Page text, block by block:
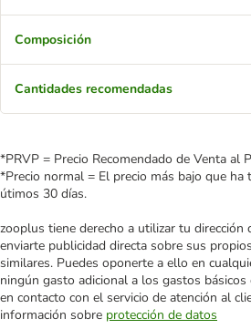
Composición
Cantidades recomendadas
*PRVP = Precio Recomendado de Venta al
*Precio normal = El precio más bajo que
útimos 30 días.
zooplus tiene derecho a utilizar tu dirección
enviarte publicidad directa sobre sus
similares. Puedes oponerte a ello en
ningún gasto adicional a los gastos
en contacto con el servicio de atención al
información sobre protección de datos